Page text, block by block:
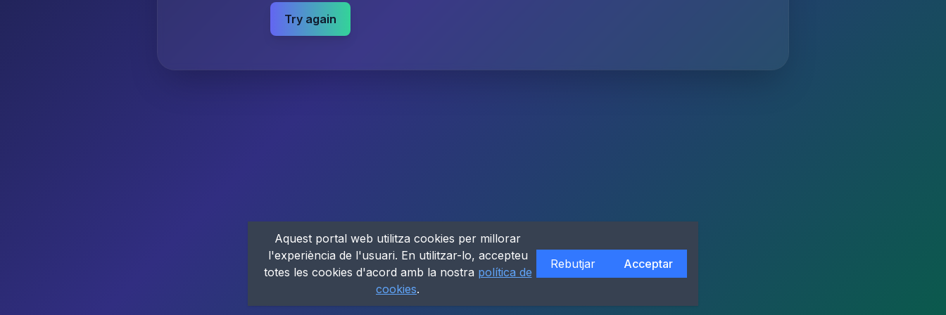
Try again
Aquest portal web utilitza cookies per millorar
l'experiència de l'usuari. En utilitzar-lo, accepteu
totes les cookies d'acord amb la nostra política de
cookies.
Rebutjar Acceptar